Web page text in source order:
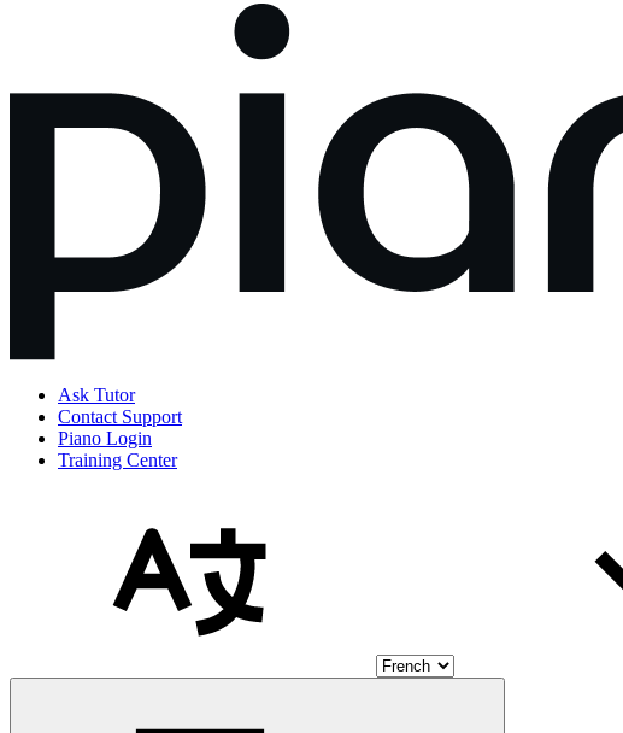
Ask Tutor
Contact Support
Piano Login
Training Center